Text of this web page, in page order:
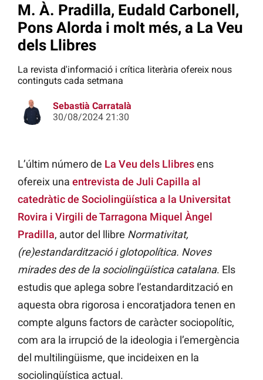
M. À. Pradilla, Eudald Carbonell,
Pons Alorda i molt més, a La Veu
dels Llibres
La revista d'informació i crítica literària ofereix nous
continguts cada setmana
Sebastià Carratalà
30/08/2024 21:30
L’últim número de La Veu dels Llibresens
ofereix una entrevista de Juli Capilla al
catedràtic de Sociolingüística a la Universitat
Rovira i Virgili de Tarragona Miquel Àngel
Pradilla, autor del llibre Normativitat,
(re)estandardització i glotopolítica. Noves
mirades des de la sociolingüística catalana. Els
estudis que aplega sobre l’estandardització en
aquesta obra rigorosa i encoratjadora tenen en
compte alguns factors de caràcter sociopolític,
com ara la irrupció de la ideologia i l’emergència
del multilingüisme, que incideixen en la
sociolingüística actual.